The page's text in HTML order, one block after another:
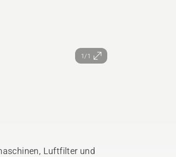
1/1
Luftfilter und